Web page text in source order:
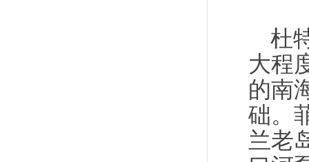
杜
大程
的南
础。
兰老